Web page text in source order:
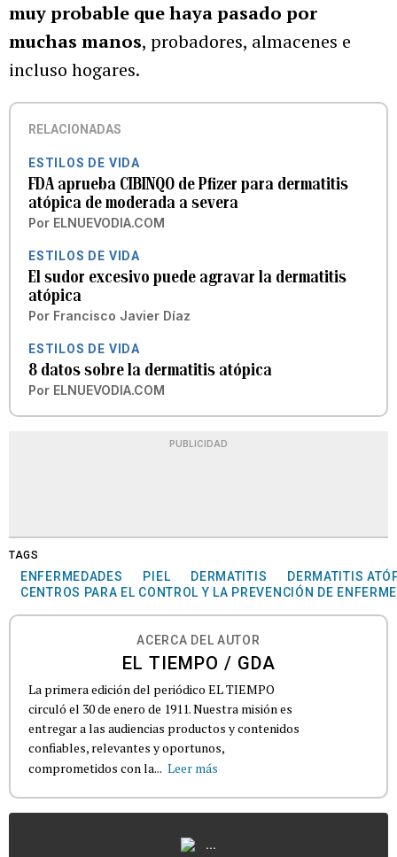
muy probable que haya pasado por
muchas manos, probadores, almacenes e
incluso hogares.
RELACIONADAS
ESTILOS DE VIDA
FDA aprueba CIBINQO de Pfizer para dermatitis
atópica de moderada a severa
Por ELNUEVODIA.COM
ESTILOS DE VIDA
El sudor excesivo puede agravar la dermatitis
atópica
Por Francisco Javier Díaz
ESTILOS DE VIDA
8 datos sobre la dermatitis atópica
Por ELNUEVODIA.COM
PUBLICIDAD
TAGS
ENFERMEDADES PIEL DERMATITIS
DERMATITIS
CENTROS PARA EL CONTROL Y LA PREVENCIÓN DE
ACERCA DEL AUTOR
EL TIEMPO / GDA
La primera edición del periódico EL TIEMPO
circuló el 30 de enero de 1911. Nuestra misión es
entregar a las audiencias productos y contenidos
confiables, relevantes y oportunos,
comprometidos con la... Leer más
...